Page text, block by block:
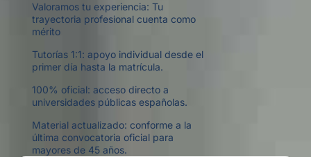
Valoramos tu experiencia: Tu
trayectoria profesional cuenta como
mérito
Tutorías 1:1: apoyo individual desde el
primer día hasta la matrícula.
100% oficial: acceso directo a
universidades públicas españolas.
Material actualizado: conforme a la
última convocatoria oficial para
mayores de 45 años.